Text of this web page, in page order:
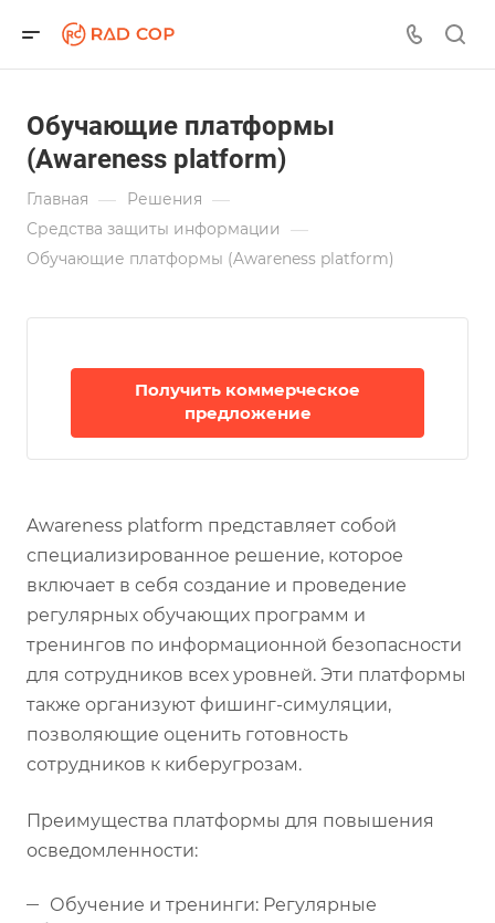
Обучающие платформы
(Awareness platform)
Главная — Решения —
Средства защиты информации —
Обучающие платформы (Awareness platform)
Получить коммерческое
предложение
Awareness platform представляет собой
специализированное решение, которое
включает в себя создание и проведение
регулярных обучающих программ и
тренингов по информационной безопасности
для сотрудников всех уровней. Эти платформы
также организуют фишинг-симуляции,
позволяющие оценить готовность
сотрудников к киберугрозам.
Преимущества платформы для повышения
осведомленности:
Обучение и тренинги: Регулярные